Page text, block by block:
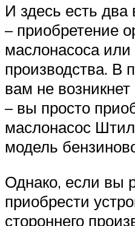
И здесь есть два
– приобретение
маслонасоса или
производства. В
вам не
– вы просто
маслонасос
модель
Однако, если вы
приобрести
стороннего